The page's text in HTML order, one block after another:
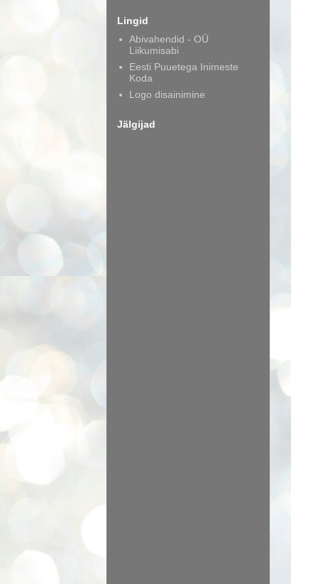
Lingid
Abivahendid - OÜ
Liikumisabi
Eesti Puuetega Inimeste
Koda
Logo disainimine
Jälgijad